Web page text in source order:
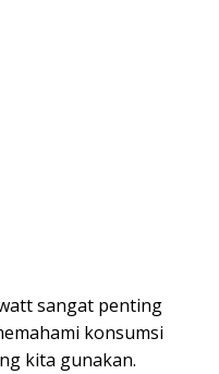
sangat penting
konsumsi
kita gunakan.